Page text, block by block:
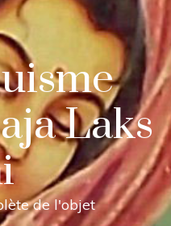
Laks
de l'objet